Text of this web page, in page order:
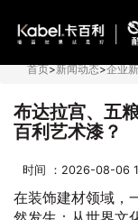
首页>新闻动态>企业
布达拉宫、五
百利艺术漆？
时间 ：2026-08-06
在装饰建材领域，